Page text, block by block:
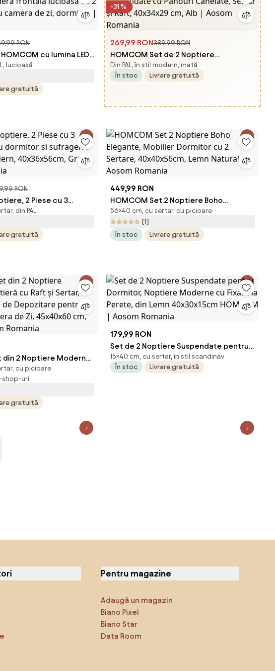
RON
cu lumina LED
lucioasa cu 2
camera de zi, dormitor
lucioasă
gratuită
-31 %
269,99 RON389,99 RON
HOMCOM Set de 2 Noptiere
Suspendate cu Panouri Canelate,
Sertar și Raft, 40x34x29 cm, Alb |
Din PAL, în stil modern, mată
În stoc
Livrare gratuită
RON
2 Piese cu 3
dormitor si sufragerie
40x36x56cm, Gri |
din PAL
gratuită
449,99 RON
HOMCOM Set 2 Noptiere Boho
Elegante, Mobilier Dormitor cu 2
Sertare, 40x40x56cm, Lemn Natural |
Aosom Romania
56×40 cm, cu sertar, cu picioare
(1)
În stoc
Livrare gratuită
din 2 Noptiere Moderne,
și Sertar,
de Depozitare pentru
de Zi, 45x40x60 cm,
Romania
cu picioare
shop-uri
gratuită
179,99 RON
Set de 2 Noptiere Suspendate pentru
Dormitor, Noptiere Moderne cu Fixare
la Perete, din Lemn 40x30x15cm
15×40 cm, cu sertar, în stil scandinav
În stoc
Livrare gratuită
Pentru magazine
Adaugă un magazin
Biano Pixel
Biano Star
Data Room